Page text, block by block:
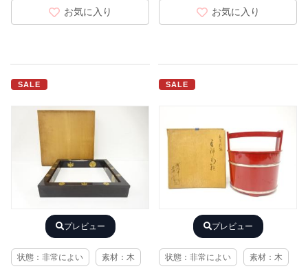
お気に入り お気に入り
SALE
プレビュー
状態：非常によい 素材：木
SALE
プレビュー
状態：非常によい 素材：木